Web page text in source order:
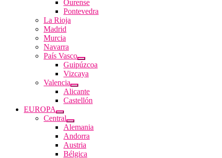
Ourense
Pontevedra
La Rioja
Madrid
Murcia
Navarra
País Vasco
Guipúzcoa
Vizcaya
Valencia
Alicante
Castellón
EUROPA
Central
Alemania
Andorra
Austria
Bélgica